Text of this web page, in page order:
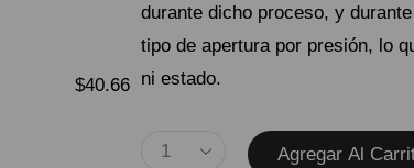
$40.66
durante dicho proceso, y
tipo de apertura por presión, lo
ni estado.
Agregar Al